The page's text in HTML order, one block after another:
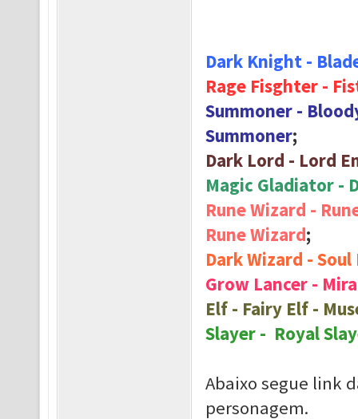
Dark Knight -
Rage Fisghter -
Summoner -
Summoner;
Dark Lord - Lord
Magic Gladiator -
Rune Wizard -
Rune Wizard;
Dark Wizard -
Grow Lancer -
Elf - Fairy Elf -
Slayer - Royal
Abaixo segue link
personagem.